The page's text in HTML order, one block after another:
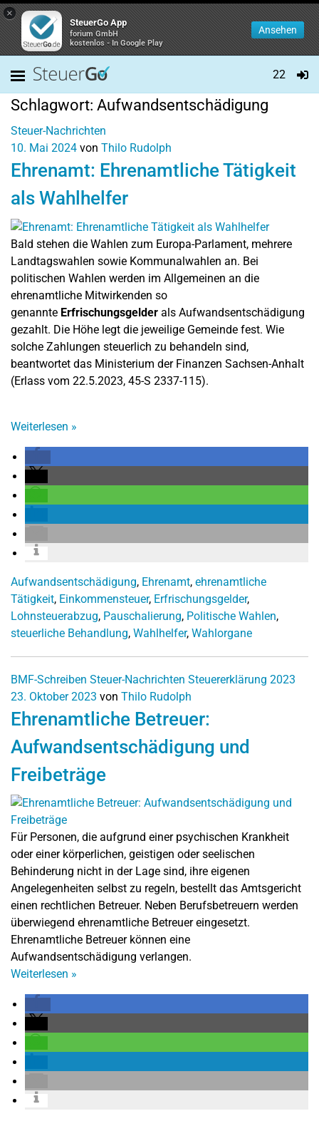
×
SteuerGo App
forium GmbH
kostenlos - In Google Play
Ansehen
22
Schlagwort: Aufwandsentschädigung
Steuer-Nachrichten
10. Mai 2024 von Thilo Rudolph
Ehrenamt: Ehrenamtliche Tätigkeit
als Wahlhelfer
Bald stehen die Wahlen zum Europa-Parlament, mehrere
Landtagswahlen sowie Kommunalwahlen an. Bei
politischen Wahlen werden im Allgemeinen an die
ehrenamtliche Mitwirkenden so
genannte Erfrischungsgelder als Aufwandsentschädigung
gezahlt. Die Höhe legt die jeweilige Gemeinde fest. Wie
solche Zahlungen steuerlich zu behandeln sind,
beantwortet das Ministerium der Finanzen Sachsen-Anhalt
(Erlass vom 22.5.2023, 45-S 2337-115).
Weiterlesen »
Aufwandsentschädigung, Ehrenamt, ehrenamtliche
Tätigkeit, Einkommensteuer, Erfrischungsgelder,
Lohnsteuerabzug, Pauschalierung, Politische Wahlen,
steuerliche Behandlung, Wahlhelfer, Wahlorgane
BMF-Schreiben Steuer-Nachrichten Steuererklärung 2023
23. Oktober 2023 von Thilo Rudolph
Ehrenamtliche Betreuer:
Aufwandsentschädigung und
Freibeträge
Für Personen, die aufgrund einer psychischen Krankheit
oder einer körperlichen, geistigen oder seelischen
Behinderung nicht in der Lage sind, ihre eigenen
Angelegenheiten selbst zu regeln, bestellt das Amtsgericht
einen rechtlichen Betreuer. Neben Berufsbetreuern werden
überwiegend ehrenamtliche Betreuer eingesetzt.
Ehrenamtliche Betreuer können eine
Aufwandsentschädigung verlangen.
Weiterlesen »